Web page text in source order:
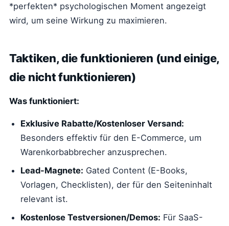
*perfekten* psychologischen Moment angezeigt
wird, um seine Wirkung zu maximieren.
Taktiken, die funktionieren (und einige,
die nicht funktionieren)
Was funktioniert:
Exklusive Rabatte/Kostenloser Versand:
Besonders effektiv für den E-Commerce, um
Warenkorbabbrecher anzusprechen.
Lead-Magnete: Gated Content (E-Books,
Vorlagen, Checklisten), der für den Seiteninhalt
relevant ist.
Kostenlose Testversionen/Demos: Für SaaS-